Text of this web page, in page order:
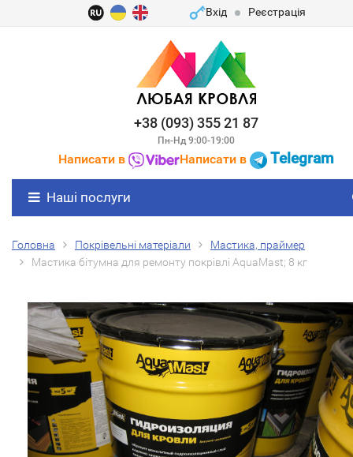
Вхід Реєстрація
+38 (093) 355 21 87
Пн-Нд 9:00-19:00
Написати в Написати в Telegram
Наші послуги
Головна Покрівельні матеріали
Мастика, праймер
Мастика бітумна для ремонту покрівлі AquaMast; 8 кг